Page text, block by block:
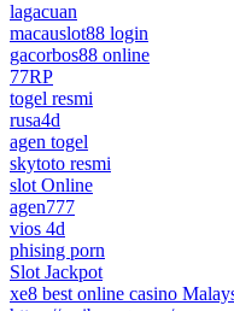
lagacuan
macauslot88 login
gacorbos88 online
77RP
togel resmi
rusa4d
agen togel
skytoto resmi
slot Online
agen777
vios 4d
phising porn
Slot Jackpot
xe8 best online casino